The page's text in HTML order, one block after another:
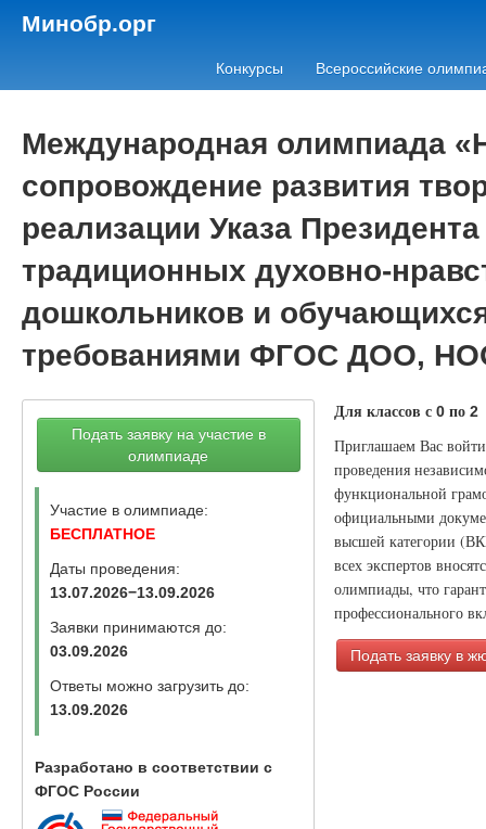
Минобр.орг
Конкурсы Всероссийские
Международная олимпиада
сопровождение развития
реализации Указа
традиционных духовно-
дошкольников и
требованиями ФГОС ДОО,
Подать заявку на участие в
олимпиаде
Участие в олимпиаде:
БЕСПЛАТНОЕ
Даты проведения:
13.07.2026−13.09.2026
Заявки принимаются до:
03.09.2026
Ответы можно загрузить до:
13.09.2026
Разработано в соответствии с
ФГОС России
Для классов с 0по 2
Приглашаем Вас
проведения
функциональной
официальными
высшей категории
всех экспертов
олимпиады, что
профессионального
Подать заявку в